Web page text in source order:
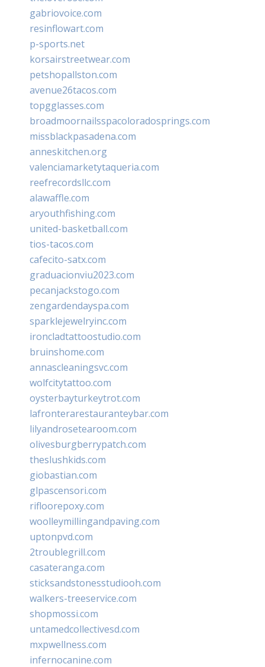
gabriovoice.com
resinflowart.com
p-sports.net
korsairstreetwear.com
petshopallston.com
avenue26tacos.com
topgglasses.com
broadmoornailsspacoloradosprings.com
missblackpasadena.com
anneskitchen.org
valenciamarketytaqueria.com
reefrecordsllc.com
alawaffle.com
aryouthfishing.com
united-basketball.com
tios-tacos.com
cafecito-satx.com
graduacionviu2023.com
pecanjackstogo.com
zengardendayspa.com
sparklejewelryinc.com
ironcladtattoostudio.com
bruinshome.com
annascleaningsvc.com
wolfcitytattoo.com
oysterbayturkeytrot.com
lafronterarestauranteybar.com
lilyandrosetearoom.com
olivesburgberrypatch.com
theslushkids.com
giobastian.com
glpascensori.com
rifloorepoxy.com
woolleymillingandpaving.com
uptonpvd.com
2troublegrill.com
casateranga.com
sticksandstonesstudiooh.com
walkers-treeservice.com
shopmossi.com
untamedcollectivesd.com
mxpwellness.com
infernocanine.com